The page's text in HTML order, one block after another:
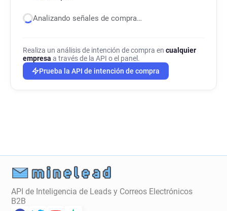
s************@manchester.gov.uk
v************@manchester.gov.uk
v*******@manchester.gov.uk
y******@manchester.gov.uk
p********@manchester.gov.uk
o*******@manchester.gov.uk
Analizando señales de compra…
Realiza un análisis de intención de compra en cualquier
empresa a través de la API o el panel.
Prueba la API de intención de compra
API de Inteligencia de Leads y Correos Electrónicos
B2B